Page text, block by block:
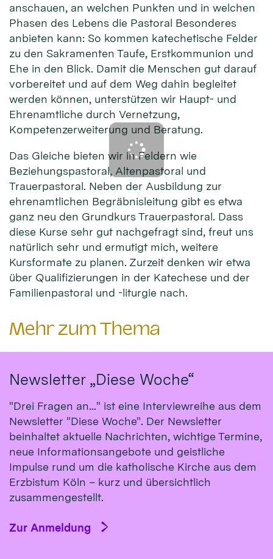
anschauen, an welchen Punkten und in welchen
Phasen des Lebens die Pastoral Besonderes
anbieten kann: So kommen katechetische Felder
zu den Sakramenten Taufe, Erstkommunion und
Ehe in den Blick. Damit die Menschen gut darauf
vorbereitet und auf dem Weg dahin begleitet
werden können, unterstützen wir Haupt- und
Ehrenamtliche durch Vernetzung,
Kompetenzerweiterung und Beratung.
Das Gleiche bieten wir in Feldern wie
Beziehungspastoral, Altenpastoral und
Trauerpastoral. Neben der Ausbildung zur
ehrenamtlichen Begräbnisleitung gibt es etwa
ganz neu den Grundkurs Trauerpastoral. Dass
diese Kurse sehr gut nachgefragt sind, freut uns
natürlich sehr und ermutigt mich, weitere
Kursformate zu planen. Zurzeit denken wir etwa
über Qualifizierungen in der Katechese und der
Familienpastoral und -liturgie nach.
Mehr zum Thema
Newsletter „Diese Woche“
"Drei Fragen an..." ist eine Interviewreihe aus dem
Newsletter "Diese Woche". Der Newsletter
beinhaltet aktuelle Nachrichten, wichtige Termine,
neue Informationsangebote und geistliche
Impulse rund um die katholische Kirche aus dem
Erzbistum Köln – kurz und übersichtlich
zusammengestellt.
Zur Anmeldung